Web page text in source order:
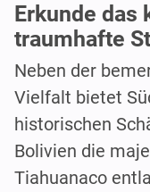
Erkunde das
traumhafte
Neben der
Vielfalt bietet
historischen
Bolivien die
Tiahuanaco